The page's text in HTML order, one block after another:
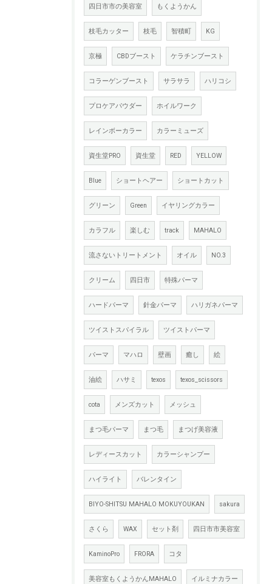
四日市市の美容室 もくようかん
枝毛カッター 枝毛 智積町 KG
京極 CBDブースト ケラチンブースト
コラーゲンブースト サラサラ ハリコシ
プロケアパウダー ホイルワーク
レインボーカラー カラーミューズ
資生堂PRO 資生堂 RED YELLOW
Blue ショートヘアー ショートカット
グリーン Green イヤリングカラー
カラフル 楽しむ track MAHALO
流さないトリートメント オイル NO.3
クリーム 四日市 特殊パーマ
ハードパーマ 針金パーマ ハリガネパーマ
ツイストスパイラル ツイストパーマ
パーマ マハロ 壁画 癒し 絵
油絵 ハサミ texos texos_scissors
cota メンズカット メッシュ
まつ毛パーマ まつ毛 まつげ美容液
レディースカット カラーシャンプー
ハイライト バレンタイン
BIYO-SHITSU MAHALO MOKUYOUKAN sakura
さくら WAX セット剤 四日市市美容室
KaminoPro FRORA コタ
美容室もくようかんMAHALO イルミナカラー